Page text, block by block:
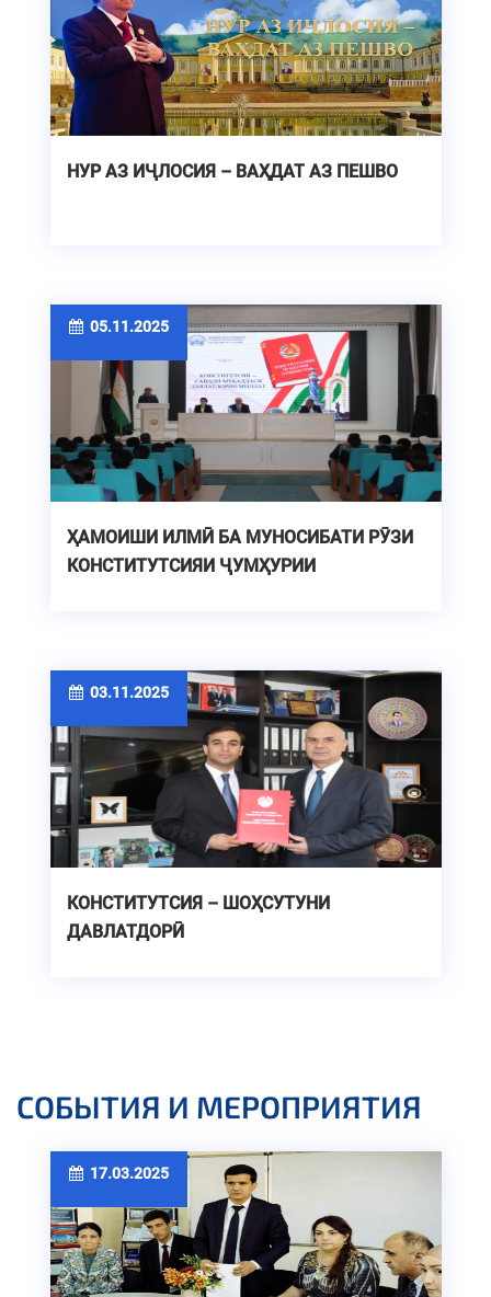
НУР АЗ ИҶЛОСИЯ – ВАҲДАТ АЗ ПЕШВО
05.11.2025
ҲАМОИШИ ИЛМӢ БА МУНОСИБАТИ РӮЗИ
КОНСТИТУТСИЯИ ҶУМҲУРИИ
03.11.2025
КОНСТИТУТСИЯ – ШОҲСУТУНИ
ДАВЛАТДОРӢ
СОБЫТИЯ И МЕРОПРИЯТИЯ
17.03.2025